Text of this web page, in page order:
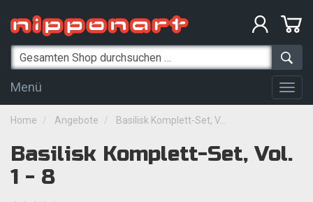
Menü
Home Angebote Basilisk Komplett-Set, V...
Basilisk Komplett-Set, Vol.
1 - 8